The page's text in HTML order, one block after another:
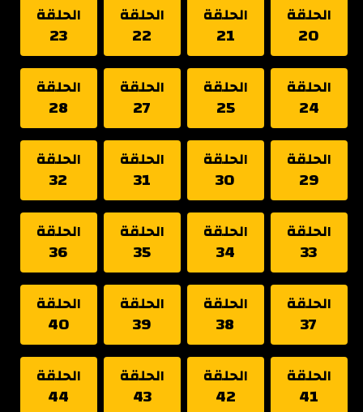
الحلقة
20
الحلقة
21
الحلقة
22
الحلقة
23
الحلقة
24
الحلقة
25
الحلقة
27
الحلقة
28
الحلقة
29
الحلقة
30
الحلقة
31
الحلقة
32
الحلقة
33
الحلقة
34
الحلقة
35
الحلقة
36
الحلقة
37
الحلقة
38
الحلقة
39
الحلقة
40
الحلقة
41
الحلقة
42
الحلقة
43
الحلقة
44